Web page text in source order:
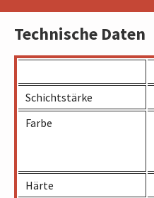
Technische Daten
Schichtstärke
Farbe
Härte